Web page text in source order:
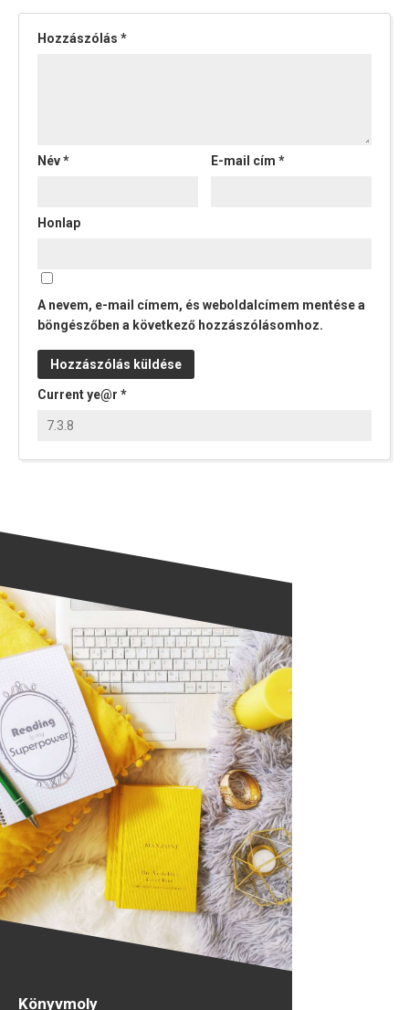
Hozzászólás *
Név* E-mail cím*
Honlap
A nevem, e-mail címem, és weboldalcímem mentése a
böngészőben a következő hozzászólásomhoz.
Current ye@r *
Könyvmoly